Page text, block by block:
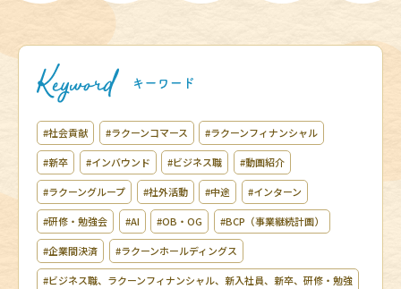
#社会貢献 #ラクーンコマース #ラクーンフィナンシャル
#新卒 #インバウンド #ビジネス職 #動画紹介
#ラクーングループ #社外活動 #中途 #インターン
#研修・勉強会 #AI #OB・OG #BCP（事業継続計画）
#企業間決済 #ラクーンホールディングス
#ビジネス職、ラクーンフィナンシャル、新入社員、新卒、研修・勉強